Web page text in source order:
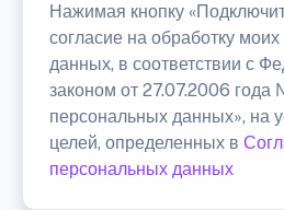
Нажимая кнопку
согласие на обработку
данных, в соответствии с
законом от 27.07.2006
персональных данных», на
целей, определенных в
персональных данных